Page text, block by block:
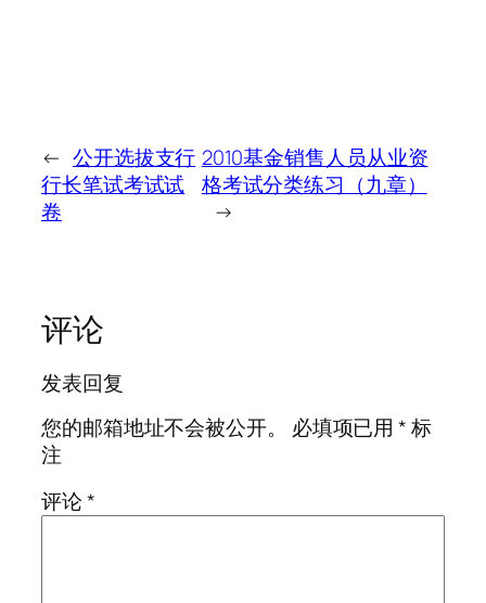
← 公开选拔支行
行长笔试考试试
卷
2010基金销售人员从业资
格考试分类练习（九章）
→
评论
发表回复
您的邮箱地址不会被公开。
必填项已用*标
注
评论*